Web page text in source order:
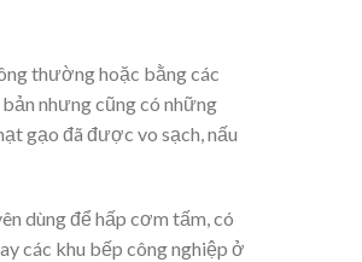
thường hoặc bằng các
nhưng cũng có những
gạo đã được vo sạch, nấu
dùng để hấp cơm tấm, có
các khu bếp công nghiệp ở